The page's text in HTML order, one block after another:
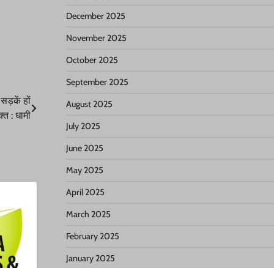
सड़कें हों
: धामी
December 2025
November 2025
October 2025
September 2025
August 2025
July 2025
June 2025
May 2025
April 2025
March 2025
February 2025
January 2025